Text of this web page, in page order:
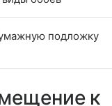
подложку
к